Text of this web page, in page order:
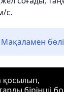
с.
Мақаламен
қосылып,